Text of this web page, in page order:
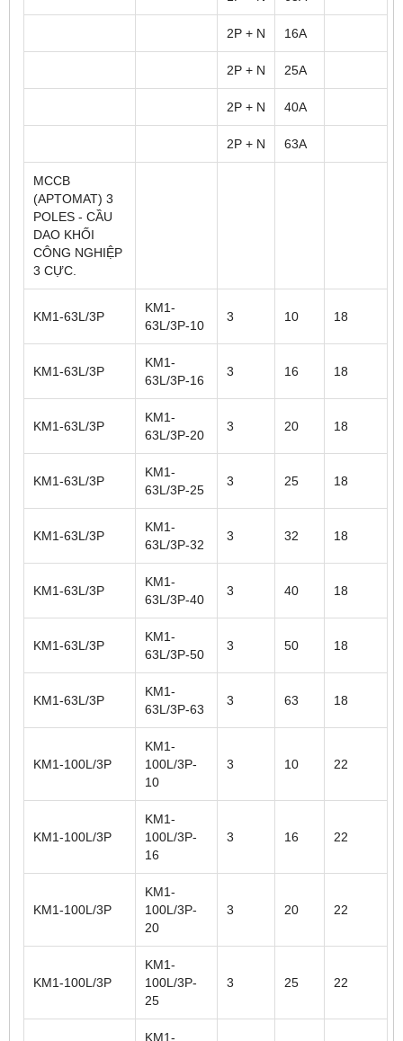
2P + N 16A
2P + N 25A
2P + N 40A
2P + N 63A
MCCB
(APTOMAT) 3
POLES - CẦU
DAO KHỐI
CÔNG NGHIỆP
3 CỰC.
KM1-63L/3P
KM1-
63L/3P-10
3 10 18
KM1-63L/3P
KM1-
63L/3P-16
3 16 18
KM1-63L/3P
KM1-
63L/3P-20
3 20 18
KM1-63L/3P
KM1-
63L/3P-25
3 25 18
KM1-63L/3P
KM1-
63L/3P-32
3 32 18
KM1-63L/3P
KM1-
63L/3P-40
3 40 18
KM1-63L/3P
KM1-
63L/3P-50
3 50 18
KM1-63L/3P
KM1-
63L/3P-63
3 63 18
KM1-100L/3P
KM1-
100L/3P-
10
3 10 22
KM1-100L/3P
KM1-
100L/3P-
16
3 16 22
KM1-100L/3P
KM1-
100L/3P-
20
3 20 22
KM1-100L/3P
KM1-
100L/3P-
25
3 25 22
KM1-